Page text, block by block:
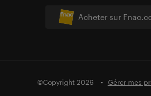
Acheter sur
©Copyright 2026 Gérer mes